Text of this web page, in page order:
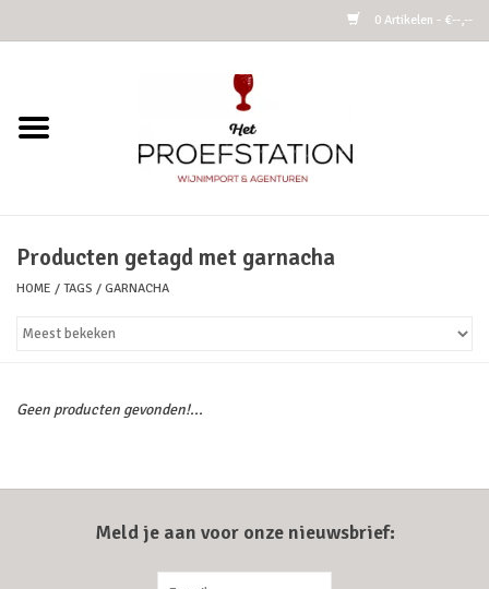
0 Artikelen - €--,--
Cider
Azijnen
Producten getagd met garnacha
HOME / TAGS / GARNACHA
Geen producten gevonden!...
Meld je aan voor onze nieuwsbrief: